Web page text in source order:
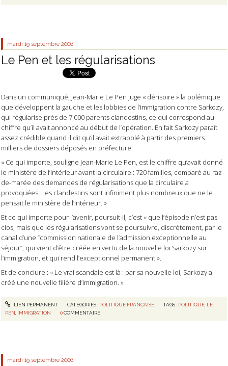
mardi 19 septembre 2006
Le Pen et les régularisations
Dans un communiqué, Jean-Marie Le Pen juge « dérisoire » la polémique
que développent la gauche et les lobbies de l’immigration contre Sarkozy,
qui régularise près de 7 000 parents clandestins, ce qui correspond au
chiffre qu’il avait annoncé au début de l’opération. En fait Sarkozy paraît
assez crédible quand il dit qu’il avait extrapolé à partir des premiers
milliers de dossiers déposés en préfecture.
« Ce qui importe, souligne Jean-Marie Le Pen, est le chiffre qu’avait donné
le ministère de l’Intérieur avant la circulaire : 720 familles, comparé au raz-
de-marée des demandes de régularisations que la circulaire a
provoquées. Les clandestins sont infiniment plus nombreux que ne le
pensait le ministère de l’Intérieur. »
Et ce qui importe pour l’avenir, poursuit-il, c’est « que l’épisode n’est pas
clos, mais que les régularisations vont se poursuivre, discrètement, par le
canal d’une “commission nationale de l’admission exceptionnelle au
séjour“, qui vient d’être créée en vertu de la nouvelle loi Sarkozy sur
l’immigration, et qui rend l’exceptionnel permanent ».
Et de conclure : « Le vrai scandale est là : par sa nouvelle loi, Sarkozy a
créé une nouvelle filière d’immigration. »
LIEN PERMANENT CATÉGORIES : POLITIQUE FRANÇAISE TAGS : POLITIQUE LE
PEN IMMIGRATION 0 COMMENTAIRE
mardi 19 septembre 2006